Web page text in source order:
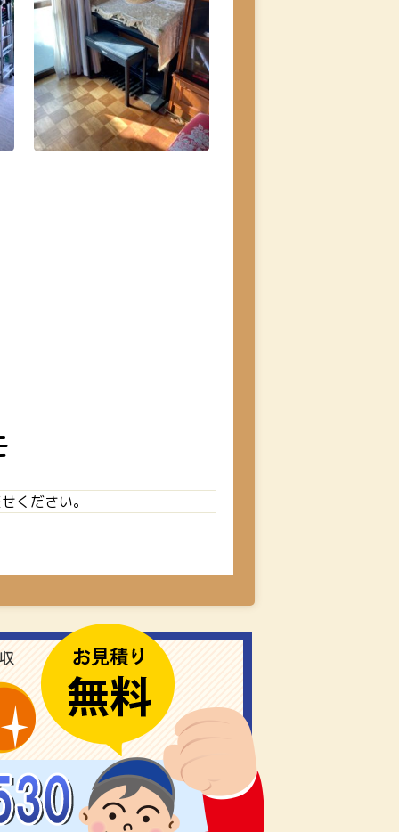
ください。